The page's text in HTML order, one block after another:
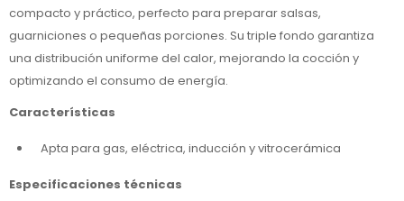
compacto y práctico, perfecto para preparar salsas,
guarniciones o pequeñas porciones. Su triple fondo garantiza
una distribución uniforme del calor, mejorando la cocción y
optimizando el consumo de energía.
Características
Apta para gas, eléctrica, inducción y vitrocerámica
Especificaciones técnicas